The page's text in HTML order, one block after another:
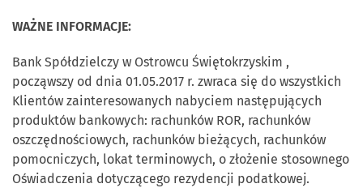
WAŻNE INFORMACJE:
Bank Spółdzielczy w Ostrowcu Świętokrzyskim ,
począwszy od dnia 01.05.2017 r. zwraca się do wszystkich
Klientów zainteresowanych nabyciem następujących
produktów bankowych: rachunków ROR, rachunków
oszczędnościowych, rachunków bieżących, rachunków
pomocniczych, lokat terminowych, o złożenie stosownego
Oświadczenia dotyczącego rezydencji podatkowej.